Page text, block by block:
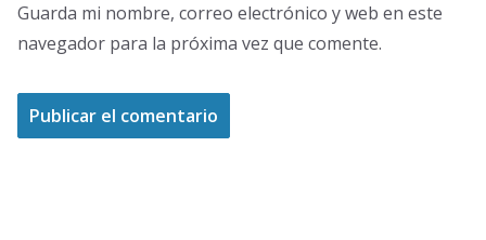
Guarda mi nombre, correo electrónico y web en este
navegador para la próxima vez que comente.